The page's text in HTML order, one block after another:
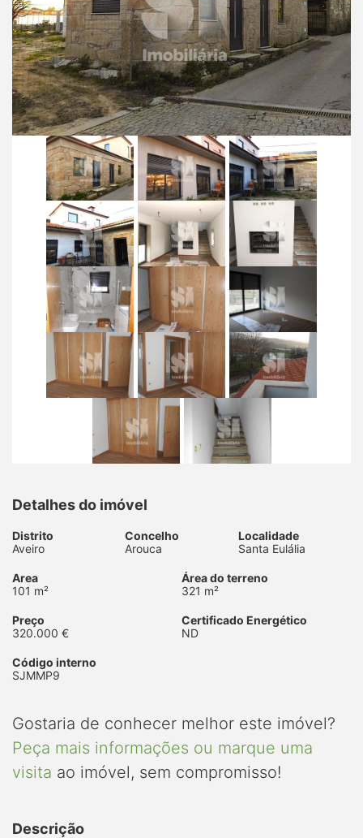
Detalhes do imóvel
Distrito
Aveiro
Concelho
Arouca
Localidade
Santa Eulália
Area
101 m²
Área do terreno
321 m²
Preço
320.000 €
Certificado Energético
ND
Código interno
SJMMP9
Gostaria de conhecer melhor este imóvel?
Peça mais informações ou marque uma
visita ao imóvel, sem compromisso!
Descrição